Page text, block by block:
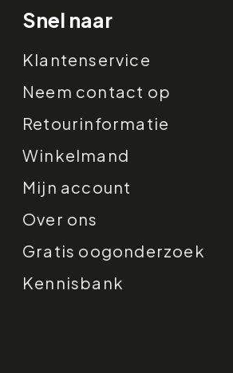
Snel naar
Klantenservice
Neem contact op
Retourinformatie
Winkelmand
Mijn account
Over ons
Gratis oogonderzoek
Kennisbank